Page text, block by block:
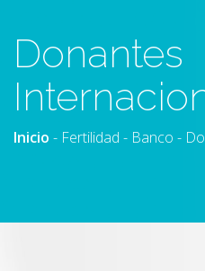
Donantes
Inicio - Fertilidad - Banco -